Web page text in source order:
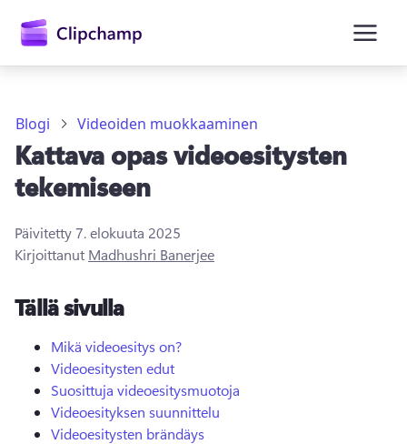
Kirjaudu sisään
Blogi Videoiden muokkaaminen
Kattava opas videoesitysten
tekemiseen
Päivitetty7. elokuuta 2025
Kirjoittanut Madhushri Banerjee
Tällä sivulla
Mikä videoesitys on?
Videoesitysten edut
Suosittuja videoesitysmuotoja
Videoesityksen suunnittelu
Videoesitysten brändäys